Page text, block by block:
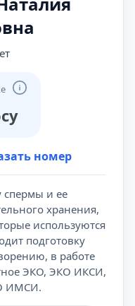
69-47номер
спермы и ее
хранения,
используются
подготовку
в работе
ЭКО, ЭКО ИКСИ,
ИМСИ.